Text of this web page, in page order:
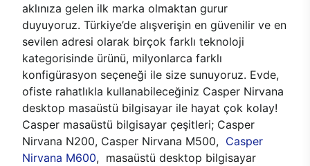
aklınıza gelen ilk marka olmaktan gurur
duyuyoruz. Türkiye’de alışverişin en güvenilir ve en
sevilen adresi olarak birçok farklı teknoloji
kategorisinde ürünü, milyonlarca farklı
konfigürasyon seçeneği ile size sunuyoruz. Evde,
ofiste rahatlıkla kullanabileceğiniz Casper Nirvana
desktop masaüstü bilgisayar ile hayat çok kolay!
Casper masaüstü bilgisayar çeşitleri; Casper
Nirvana N200, Casper Nirvana M500, Casper
Nirvana M600, masaüstü desktop bilgisayar